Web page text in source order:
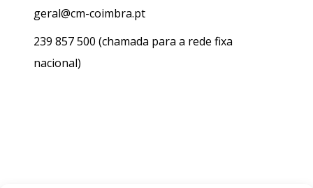
geral@cm-coimbra.pt
239 857 500 (chamada para a rede fixa
nacional)